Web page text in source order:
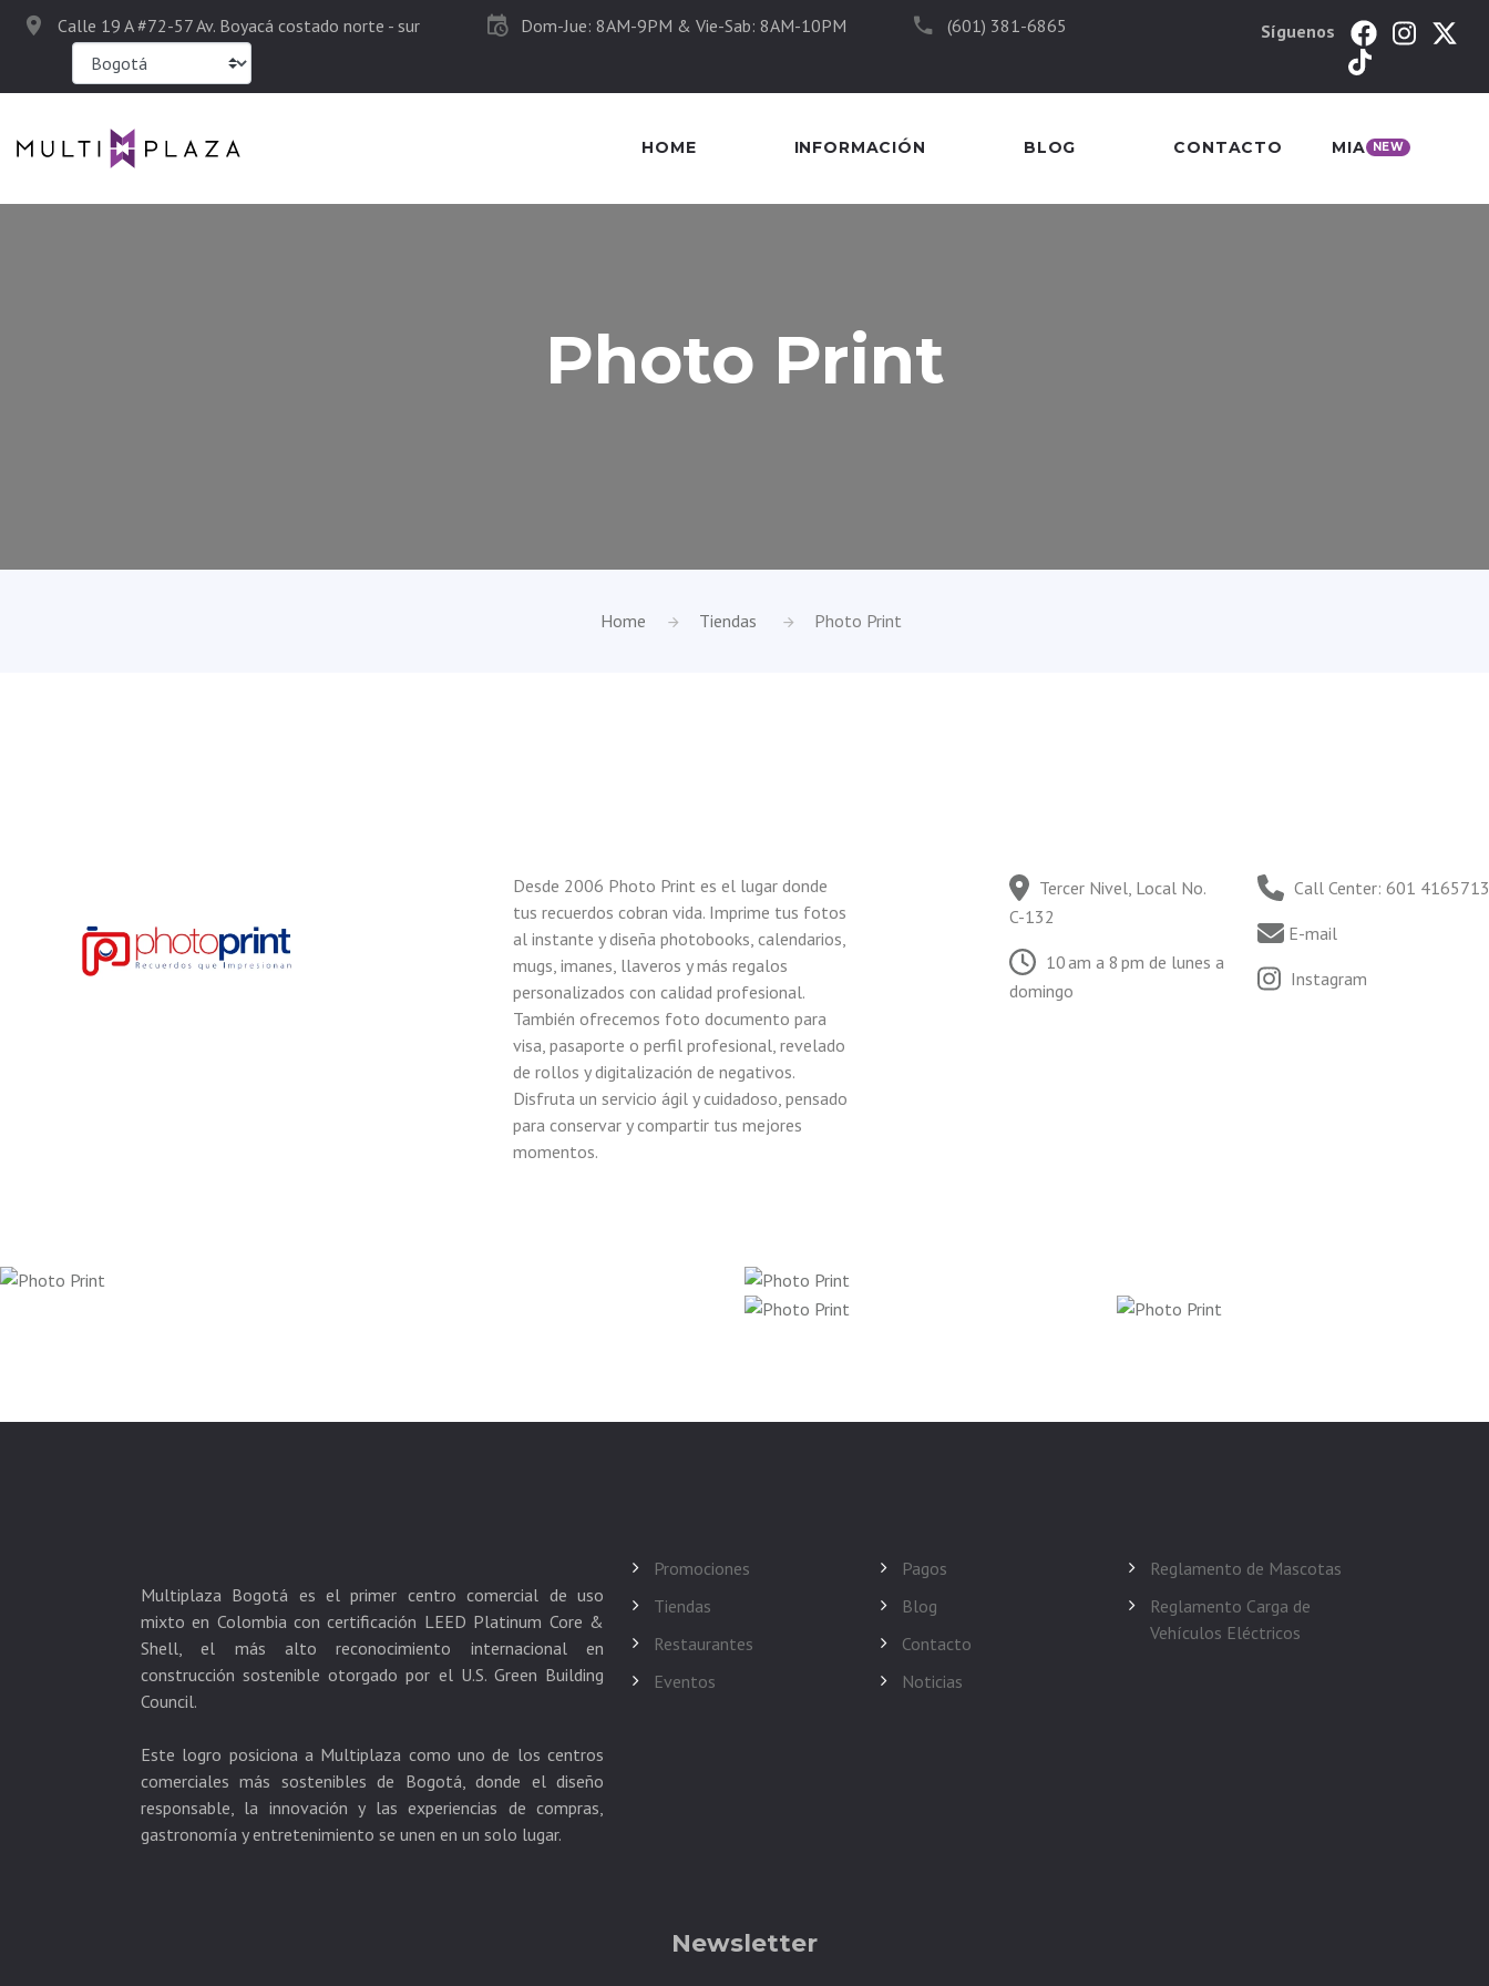
Calle 19 A #72-57 Av. Boyacá costado norte - sur Dom-Jue: 8AM-9PM & Vie-Sab: 8AM-10PM (601) 381-6865 Síguenos
HOME INFORMACIÓN BLOG CONTACTO MIA NEW
Photo Print
Home Tiendas Photo Print
Desde 2006 Photo Print es el lugar donde
tus recuerdos cobran vida. Imprime tus fotos
al instante y diseña photobooks, calendarios,
mugs, imanes, llaveros y más regalos
personalizados con calidad profesional.
También ofrecemos foto documento para
visa, pasaporte o perfil profesional, revelado
de rollos y digitalización de negativos.
Disfruta un servicio ágil y cuidadoso, pensado
para conservar y compartir tus mejores
momentos.
Tercer Nivel, Local No.
C-132
10 am a 8 pm de lunes a
domingo
Call Center: 601
E-mail
Instagram
Multiplaza Bogotá es el primer centro comercial de uso
mixto en Colombia con certificación LEED Platinum Core &
Shell, el más alto reconocimiento internacional en
construcción sostenible otorgado por el U.S. Green Building
Council.
Este logro posiciona a Multiplaza como uno de los centros
comerciales más sostenibles de Bogotá, donde el diseño
responsable, la innovación y las experiencias de compras,
Promociones
Tiendas
Restaurantes
Eventos
Pagos
Blog
Contacto
Noticias
Reglamento de Mascotas
Reglamento Carga de
Vehículos Eléctricos
Newsletter